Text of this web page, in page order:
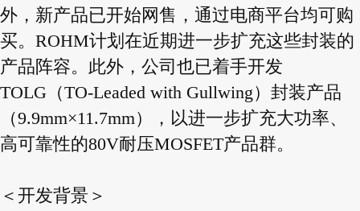
外，新产品已开始网售，通过电商平台均可购
买。ROHM计划在近期进一步扩充这些封装的
产品阵容。此外，公司也已着手开发
TOLG（TO-Leaded with Gullwing）封装产品
（9.9mm×11.7mm），以进一步扩充大功率、
高可靠性的80V耐压MOSFET产品群。
＜开发背景＞